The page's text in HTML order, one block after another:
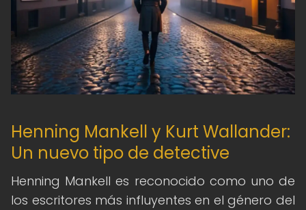
Henning Mankell y Kurt Wallander:
Un nuevo tipo de detective
Henning Mankell es reconocido como uno de
los escritores más influyentes en el género del